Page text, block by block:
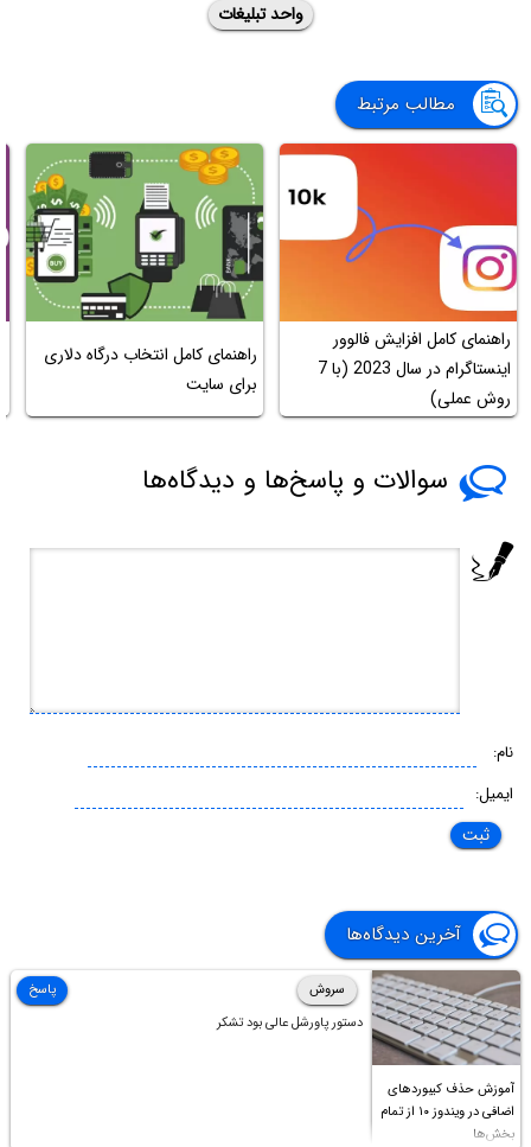
واحد تبلیغات
مطالب مرتبط
راهنمای کامل افزایش فالوور
اینستاگرام در سال 2023 (با 7
روش عملی)
راهنمای کامل انتخاب درگاه دلاری
برای سایت
سوالات و پاسخ‌ها و دیدگاه‌ها
نام:
ایمیل:
آخرین دیدگاه‌ها
آموزش حذف کیبوردهای
اضافی در ویندوز ۱۰ از تمام
بخش‌ها
سروش
دستور پاورشل عالی بود تشکر
پاسخ